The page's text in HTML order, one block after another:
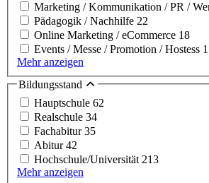
Marketing / Kommunikation / PR /
Pädagogik / Nachhilfe 22
Online Marketing / eCommerce 18
Events / Messe / Promotion / Hostess
Mehr anzeigen
Bildungsstand
Hauptschule 62
Realschule 34
Fachabitur35
Abitur42
Hochschule/Universität 213
Mehr anzeigen